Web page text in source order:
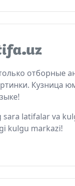
отборные
Кузница
sara latifalar va
kulgu markazi!